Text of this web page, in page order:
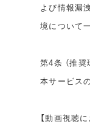
よび情報漏
境について
第4条 （推奨
本サービス
【動画視聴